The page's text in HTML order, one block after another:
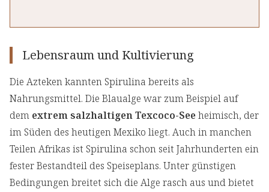
Lebensraum und Kultivierung
Die Azteken kannten Spirulina bereits als
Nahrungsmittel. Die Blaualge war zum Beispiel auf
dem extrem salzhaltigen Texcoco-Seeheimisch, der
im Süden des heutigen Mexiko liegt. Auch in manchen
Teilen Afrikas ist Spirulina schon seit Jahrhunderten ein
fester Bestandteil des Speiseplans. Unter günstigen
Bedingungen breitet sich die Alge rasch aus und bietet